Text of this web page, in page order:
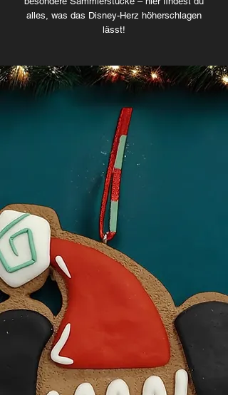
alles, was das Disney-Herz höherschlagen
lässt!